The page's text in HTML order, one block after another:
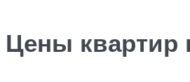
Цены квартир